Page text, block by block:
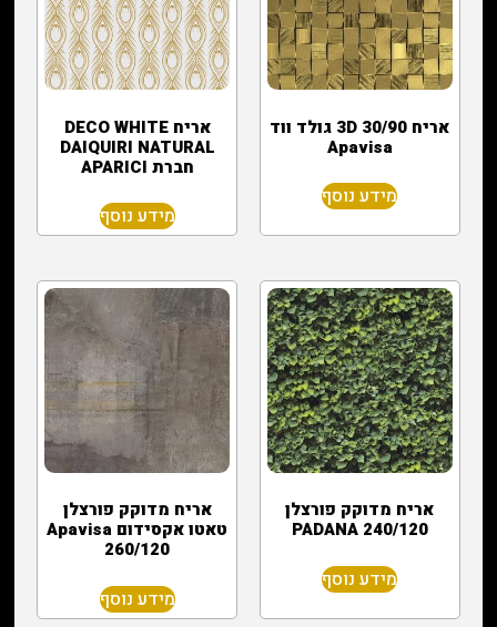
אריח 3D 30/90 גולד ווד
Apavisa
מידע נוסף
‏אריח DECO WHITE
DAIQUIRI NATURAL
חברת APARICI
מידע נוסף
אריח מדוקק פורצלן
PADANA 240/120
מידע נוסף
אריח מדוקק פורצלן
טאטו אקסידום Apavisa
260/120
מידע נוסף